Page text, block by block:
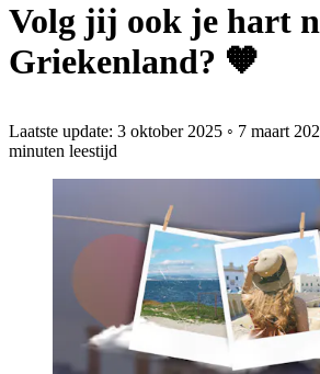
Volg jij ook je hart
Griekenland? 🧡
Laatste update: 3 oktober 2025 ◦ 7 maart
minuten leestijd